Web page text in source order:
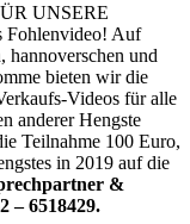
UNSERE
Fohlenvideo! Auf
hannoverschen und
bieten wir die
Videos für alle
anderer Hengste
Teilnahme 100 Euro,
in 2019 auf die
&
– 6518429.